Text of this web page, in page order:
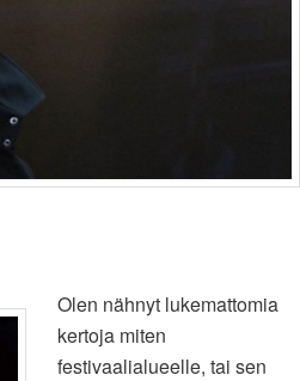
Olen nähnyt lukemattomia
kertoja miten
festivaalialueelle, tai sen